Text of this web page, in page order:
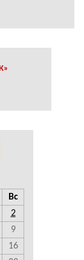
Вс
2
9
16